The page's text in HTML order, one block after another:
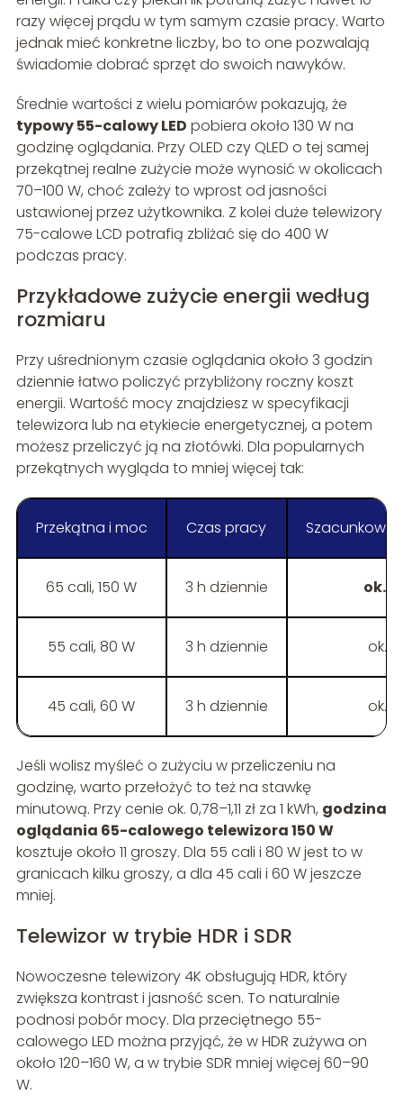
razy więcej prądu w tym samym czasie pracy. Warto
jednak mieć konkretne liczby, bo to one pozwalają
świadomie dobrać sprzęt do swoich nawyków.
Średnie wartości z wielu pomiarów pokazują, że
typowy 55-calowy LED pobiera około 130 W na
godzinę oglądania. Przy OLED czy QLED o tej samej
przekątnej realne zużycie może wynosić w okolicach
70–100 W, choć zależy to wprost od jasności
ustawionej przez użytkownika. Z kolei duże telewizory
75-calowe LCD potrafią zbliżać się do 400 W
podczas pracy.
Przykładowe zużycie energii według
rozmiaru
Przy uśrednionym czasie oglądania około 3 godzin
dziennie łatwo policzyć przybliżony roczny koszt
energii. Wartość mocy znajdziesz w specyfikacji
telewizora lub na etykiecie energetycznej, a potem
możesz przeliczyć ją na złotówki. Dla popularnych
przekątnych wygląda to mniej więcej tak:
Przekątna i moc Czas pracy Szacunkowy
65 cali, 150 W 3 h dziennie ok.
55 cali, 80 W 3 h dziennie ok.
45 cali, 60 W 3 h dziennie ok.
Jeśli wolisz myśleć o zużyciu w przeliczeniu na
godzinę, warto przełożyć to też na stawkę
minutową. Przy cenie ok. 0,78–1,11 zł za 1 kWh, godzina
oglądania 65-calowego telewizora 150 W
kosztuje około 11 groszy. Dla 55 cali i 80 W jest to w
granicach kilku groszy, a dla 45 cali i 60 W jeszcze
mniej.
Telewizor w trybie HDR i SDR
Nowoczesne telewizory 4K obsługują HDR, który
zwiększa kontrast i jasność scen. To naturalnie
podnosi pobór mocy. Dla przeciętnego 55-
calowego LED można przyjąć, że w HDR zużywa on
około 120–160 W, a w trybie SDR mniej więcej 60–90
W.